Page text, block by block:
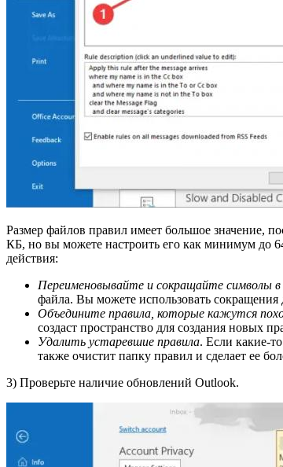
Размер файлов правил имеет большое значение,
КБ, но вы можете настроить его как минимум до
действия:
Переименовывайте и сокращайте символы в
файла. Вы можете использовать сокращения
Объедините правила, которые кажутся
создаст пространство для создания новых
Удалить устаревшие правила. Если какие-
также очистит папку правил и сделает ее
3) Проверьте наличие обновлений Outlook.